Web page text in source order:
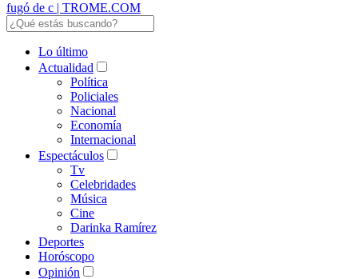
Lo último
Actualidad
Política
Policiales
Nacional
Economía
Internacional
Espectáculos
Tv
Celebridades
Música
Cine
Darinka Ramírez
Deportes
Horóscopo
Opinión